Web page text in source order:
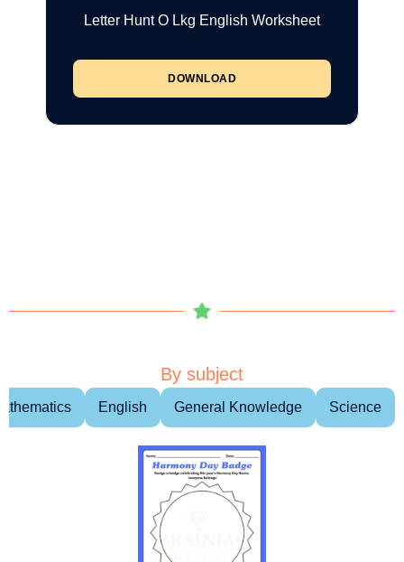
Letter Hunt O Lkg English Worksheet
DOWNLOAD
By subject
English General Knowledge Science